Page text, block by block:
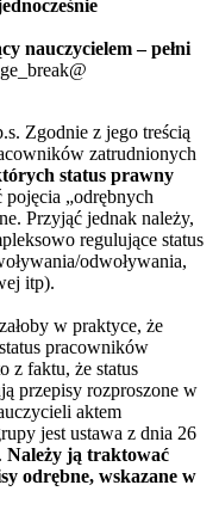
nauczycielem – pełni
Zgodnie z jego treścią
zatrudnionych
status prawny
pojęcia „odrębnych
Przyjąć jednak należy,
regulujące status
odwoływania,
itp).
w praktyce, że
pracowników
z faktu, że status
przepisy rozproszone w
aktem
jest ustawa z dnia 26
Należy ją traktować
odrębne, wskazane w